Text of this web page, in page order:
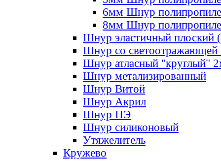
6мм Шнур
8мм Шнур
Шнур эластичный плоский
Шнур со светоотражающей
Шнур атласный "круглый"
Шнур метализированный
Шнур Витой
Шнур Акрил
Шнур ПЭ
Шнур силиконовый
Утяжелитель
Кружево